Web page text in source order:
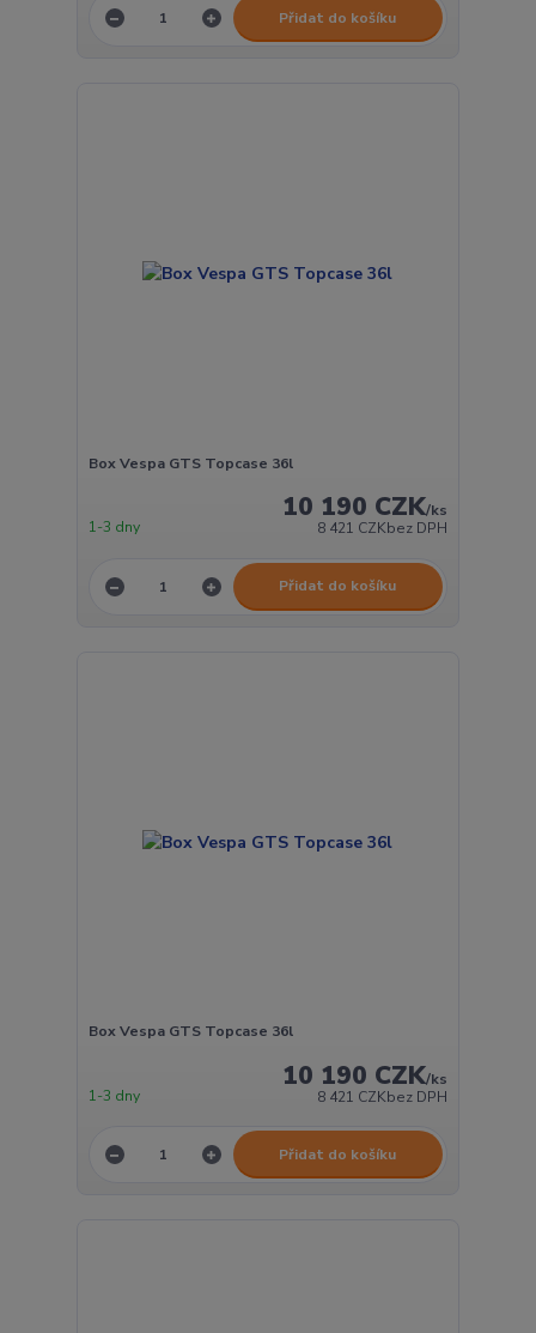
Přidat do košíku
Box Vespa GTS Topcase 36l
10 190 CZK/ks
8 421 CZKbez DPH
1-3 dny
Přidat do košíku
Box Vespa GTS Topcase 36l
10 190 CZK/ks
8 421 CZKbez DPH
1-3 dny
Přidat do košíku